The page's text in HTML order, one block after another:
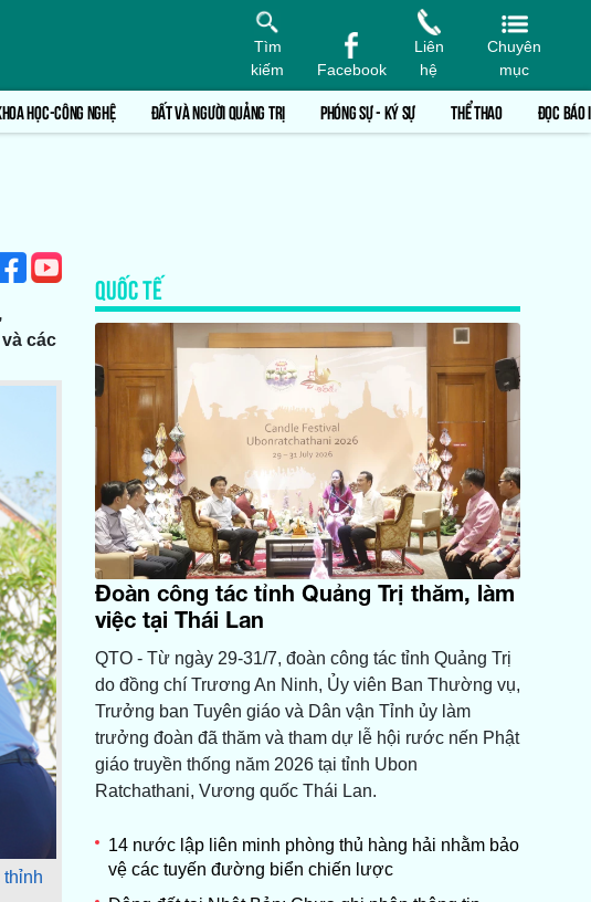
Tìm
kiếm
Facebook
Liên
hệ
Chuyên
mục
HỌC-CÔNG NGHỆ ĐẤT VÀ NGƯỜI QUẢNG TRỊ PHÓNG SỰ - KÝ SỰ THỂ THAO ĐỌC BÁO
các
QUỐC TẾ
Đoàn công tác tỉnh Quảng Trị thăm, làm
việc tại Thái Lan
QTO - Từ ngày 29-31/7, đoàn công tác tỉnh Quảng Trị
do đồng chí Trương An Ninh, Ủy viên Ban Thường vụ,
Trưởng ban Tuyên giáo và Dân vận Tỉnh ủy làm
trưởng đoàn đã thăm và tham dự lễ hội rước nến Phật
giáo truyền thống năm 2026 tại tỉnh Ubon
Ratchathani, Vương quốc Thái Lan.
14 nước lập liên minh phòng thủ hàng hải nhằm bảo
vệ các tuyến đường biển chiến lược